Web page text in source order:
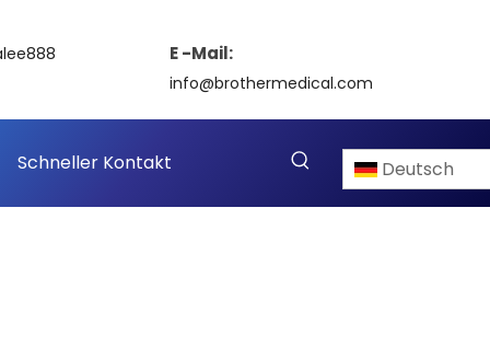
E -Mail:
info@brothermedical.com
Schneller Kontakt Deutsch